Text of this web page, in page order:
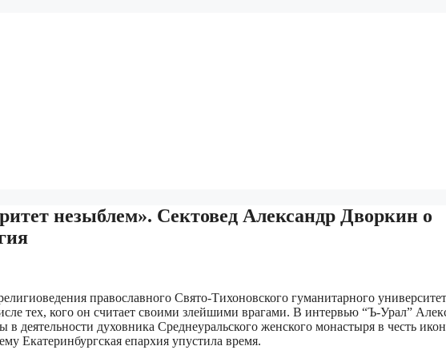
незыблем». Сектовед Александр Дворкин о
православного Свято-Тихоновского гуманитарного
тех, кого он считает своими злейшими врагами. В интервью “Ъ-Урал”
в деятельности духовника Среднеуральского женского монастыря в честь
Екатеринбургская епархия упустила время.